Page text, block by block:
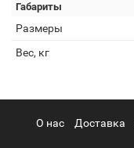
Габариты
Размеры
Вес, кг
О нас Доставка